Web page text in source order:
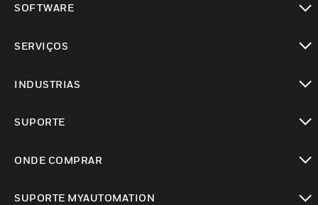
SOFTWARE
SERVIÇOS
INDUSTRIAS
SUPORTE
ONDE COMPRAR
SUPORTE MYAUTOMATION